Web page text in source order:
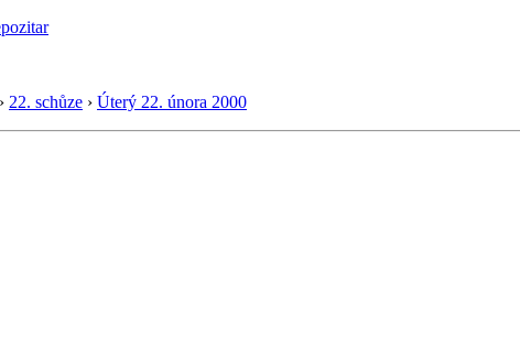
› 22. schůze › Úterý 22. února 2000